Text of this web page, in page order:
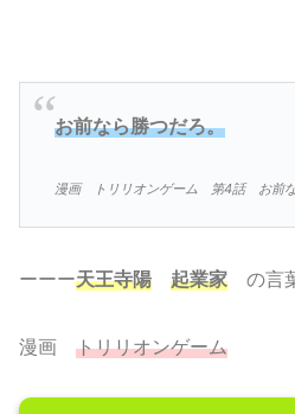
お前なら勝つだろ。
漫画 トリリオンゲーム 第4話 お前
ーーー天王寺陽 起業家 の言
漫画 トリリオンゲーム